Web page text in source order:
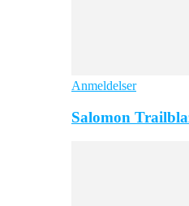
Anmeldelser
Salomon